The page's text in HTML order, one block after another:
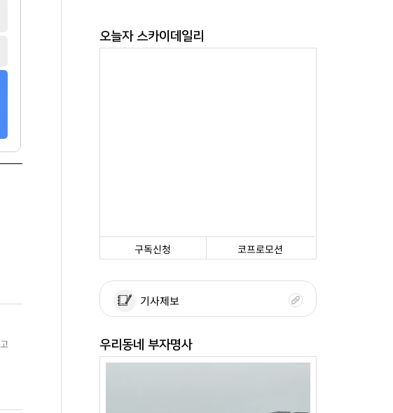
오늘자 스카이데일리
구독신청 코프로모션
기사제보
우리동네 부자명사